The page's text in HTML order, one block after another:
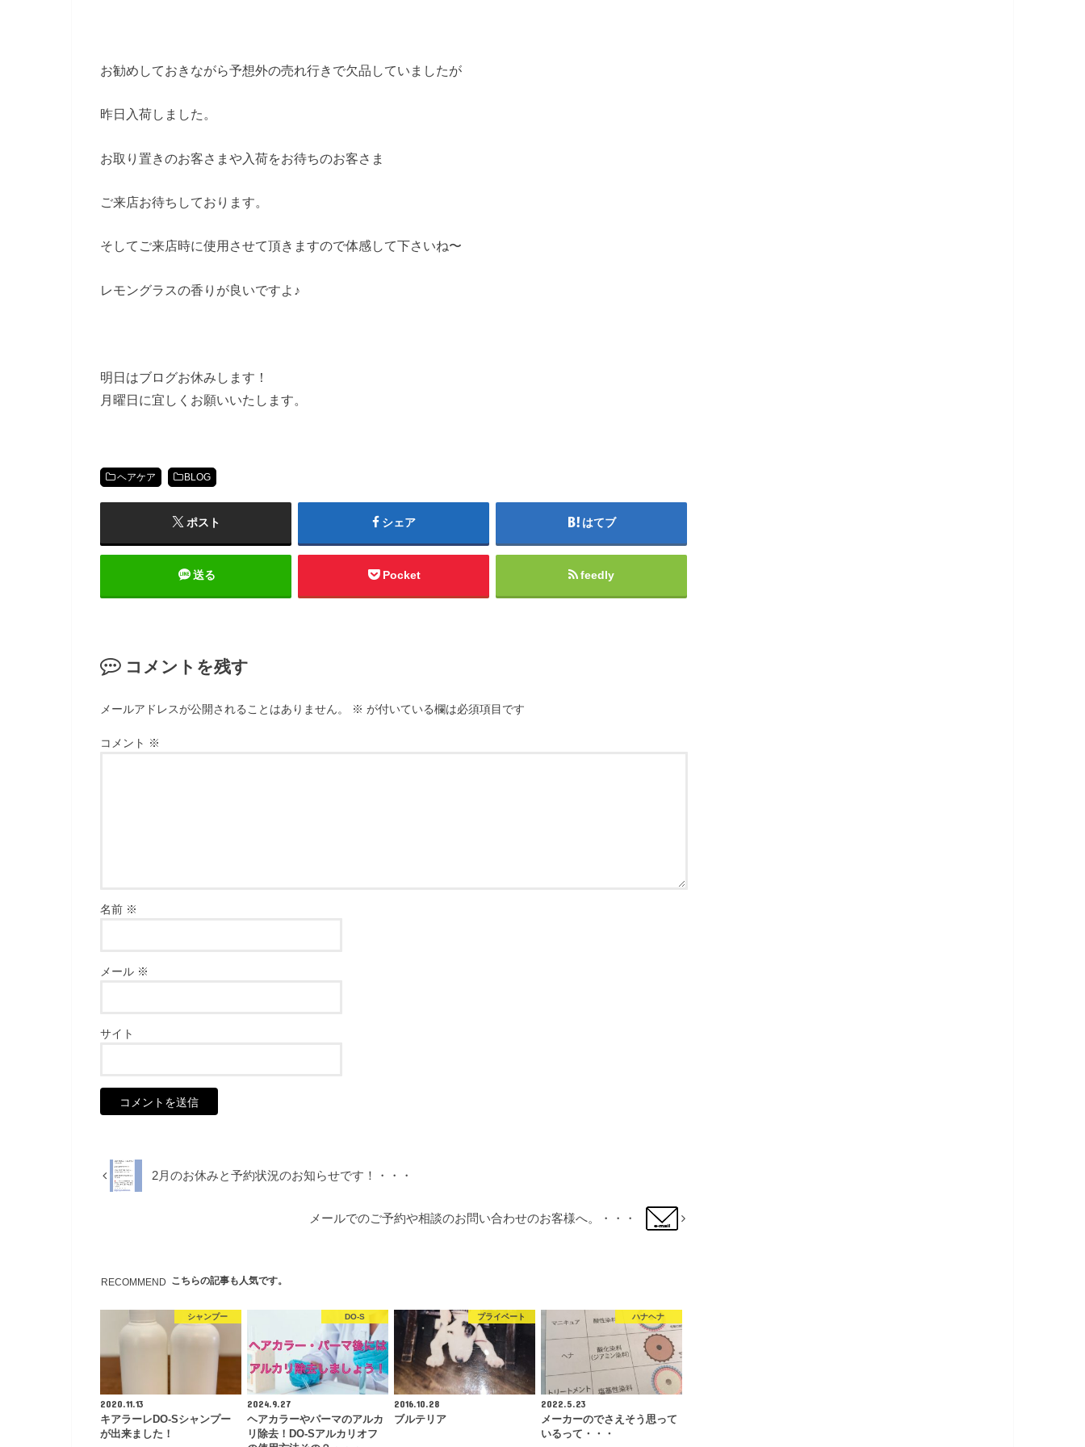
お勧めしておきながら予想外の売れ行きで欠品していましたが
昨日入荷しました。
お取り置きのお客さまや入荷をお待ちのお客さま
ご来店お待ちしております。
そしてご来店時に使用させて頂きますので体感して下さいね〜
レモングラスの香りが良いですよ♪
明日はブログお休みします！
月曜日に宜しくお願いいたします。
ヘアケア BLOG
ポスト シェア はてブ
送る Pocket feedly
コメントを残す
メールアドレスが公開されることはありません。 ※ が付いている欄は必須項目です
コメント ※
名前 ※
メール ※
サイト
2月のお休みと予約状況のお知らせです！・・・
メールでのご予約や相談のお問い合わせのお客様へ。・・・
RECOMMEND こちらの記事も人気です。
シャンプー
2020.11.13
キアラーレDO-Sシャンプー
が出来ました！
DO-S
2024.9.27
ヘアカラーやパーマのアルカ
リ除去！DO-Sアルカリオフ
プライベート
2016.10.28
ブルテリア
ハナヘナ
2022.5.23
メーカーのでさえそう思って
いるって・・・